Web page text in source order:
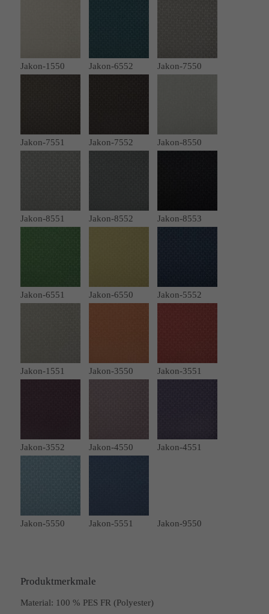
Jakon-1550 Jakon-6552 Jakon-7550
Jakon-7551 Jakon-7552 Jakon-8550
Jakon-8551 Jakon-8552 Jakon-8553
Jakon-6551 Jakon-6550 Jakon-5552
Jakon-1551 Jakon-3550 Jakon-3551
Jakon-3552 Jakon-4550 Jakon-4551
Jakon-5550 Jakon-5551 Jakon-9550
Produktmerkmale
Material: 100 % PES FR (Polyester)